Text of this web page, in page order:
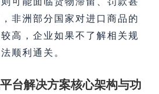
非洲部分国家对进口商品的
高，企业如果不了解相关规
顺利通关。
台解决方案核心架构与功